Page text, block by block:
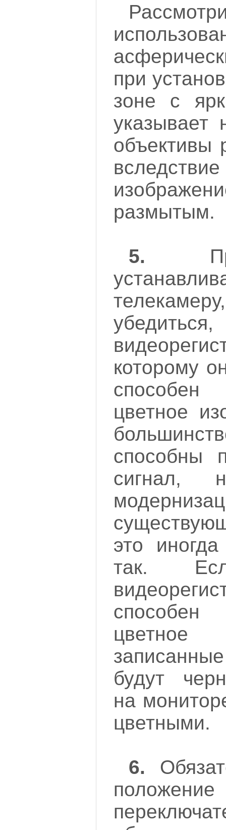
при
зоне с
указывает
объективы
размытым.
5.
которому
способен
цветное
способны
сигнал,
это
так.
способен
цветное
будут
на
цветными.
6.